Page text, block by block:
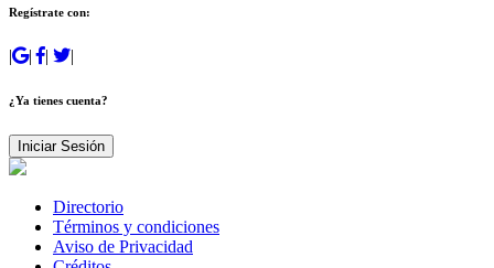
Regístrate con:
| | | |
¿Ya tienes cuenta?
Iniciar Sesión
Directorio
Términos y condiciones
Aviso de Privacidad